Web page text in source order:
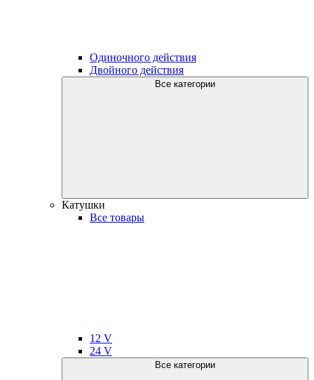
Одиночного действия
Двойного действия
Все категории
Катушки
Все товары
12 V
24 V
Все категории